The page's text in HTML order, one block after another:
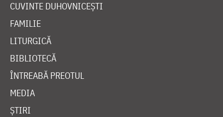
CUVINTE DUHOVNICEȘTI
FAMILIE
LITURGICĂ
BIBLIOTECĂ
ÎNTREABĂ PREOTUL
MEDIA
ȘTIRI